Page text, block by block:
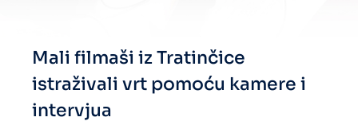
Mali filmaši iz Tratinčice
istraživali vrt pomoću kamere i
intervjua